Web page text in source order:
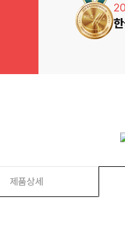
제품상세